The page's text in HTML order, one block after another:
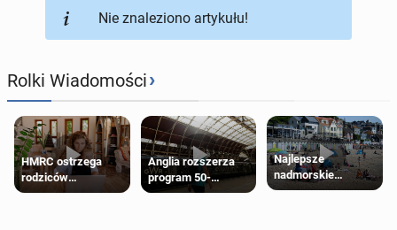
Nie znaleziono artykułu!
Rolki Wiadomości›
HMRC ostrzega
rodziców
pobierających Child
Anglia rozszerza
program 50-
procentowych
Najlepsze
nadmorskie
miasteczko blisko